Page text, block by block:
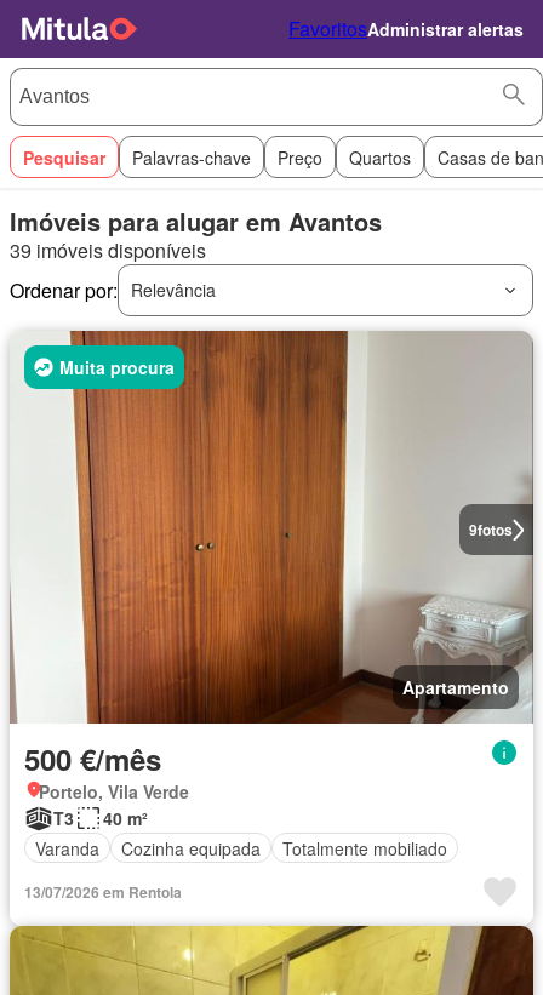
FavoritosAdministrar alertas
Pesquisar Palavras-chave Preço Quartos Casas de
Imóveis para alugar em Avantos
39 imóveis disponíveis
Ordenar por:
Relevância
9fotos
Muita procura
Apartamento
500 €/mês
Portelo, Vila Verde
T3
40 m²
Varanda
Cozinha equipada Totalmente mobiliado
13/07/2026 em Rentola